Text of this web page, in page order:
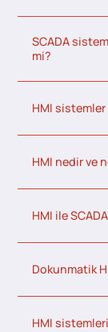
SCADA
mi?
HMI
HMI nedir ve
HMI ile
Dokunmatik
HMI